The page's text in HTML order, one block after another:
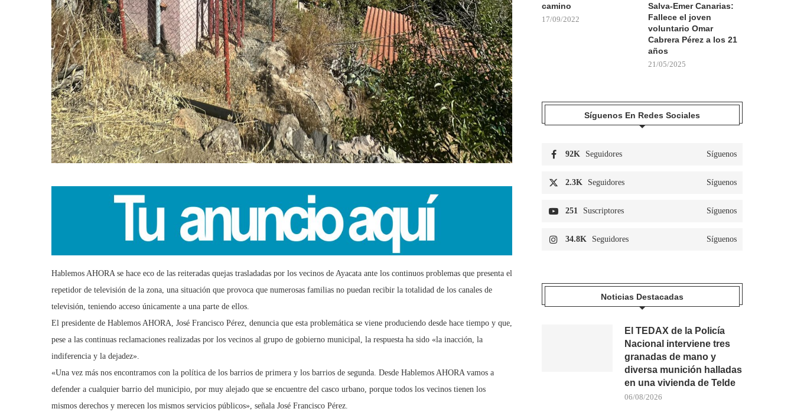
Hablemos AHORA se hace eco de las reiteradas quejas trasladadas por los vecinos de Ayacata ante los continuos problemas que presenta el
repetidor de televisión de la zona, una situación que provoca que numerosas familias no puedan recibir la totalidad de los canales de
televisión, teniendo acceso únicamente a una parte de ellos.
El presidente de Hablemos AHORA, José Francisco Pérez, denuncia que esta problemática se viene produciendo desde hace tiempo y que,
pese a las continuas reclamaciones realizadas por los vecinos al grupo de gobierno municipal, la respuesta ha sido «la inacción, la
indiferencia y la dejadez».
«Una vez más nos encontramos con la política de los barrios de primera y los barrios de segunda. Desde Hablemos AHORA vamos a
defender a cualquier barrio del municipio, por muy alejado que se encuentre del casco urbano, porque todos los vecinos tienen los
mismos derechos y merecen los mismos servicios públicos», señala José Francisco Pérez.
camino
17/09/2022
Salva-Emer Canarias:
Fallece el joven
voluntario Omar
Cabrera Pérez a los 21
años
21/05/2025
Síguenos En Redes Sociales
92K Seguidores Síguenos
2.3K Seguidores Síguenos
251 Suscriptores Síguenos
34.8K Seguidores Síguenos
Noticias Destacadas
El TEDAX de la Policía
Nacional interviene tres
granadas de mano y
diversa munición halladas
en una vivienda de Telde
06/08/2026